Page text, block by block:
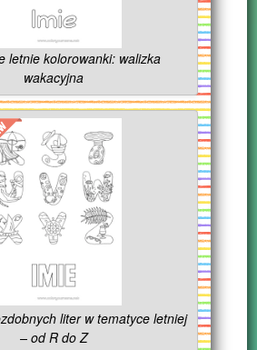
letnie kolorowanki: walizka
wakacyjna
liter w tematyce letniej
– od R do Z